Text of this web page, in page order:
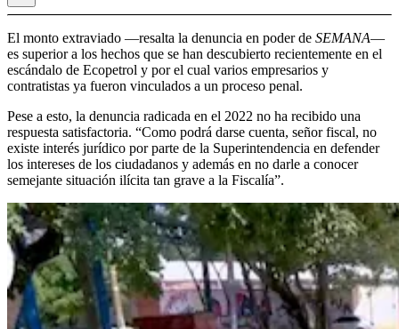
El monto extraviado ―resalta la denuncia en poder de SEMANA―
es superior a los hechos que se han descubierto recientemente en el
escándalo de Ecopetrol y por el cual varios empresarios y
contratistas ya fueron vinculados a un proceso penal.
Pese a esto, la denuncia radicada en el 2022 no ha recibido una
respuesta satisfactoria. “Como podrá darse cuenta, señor fiscal, no
existe interés jurídico por parte de la Superintendencia en defender
los intereses de los ciudadanos y además en no darle a conocer
semejante situación ilícita tan grave a la Fiscalía”.